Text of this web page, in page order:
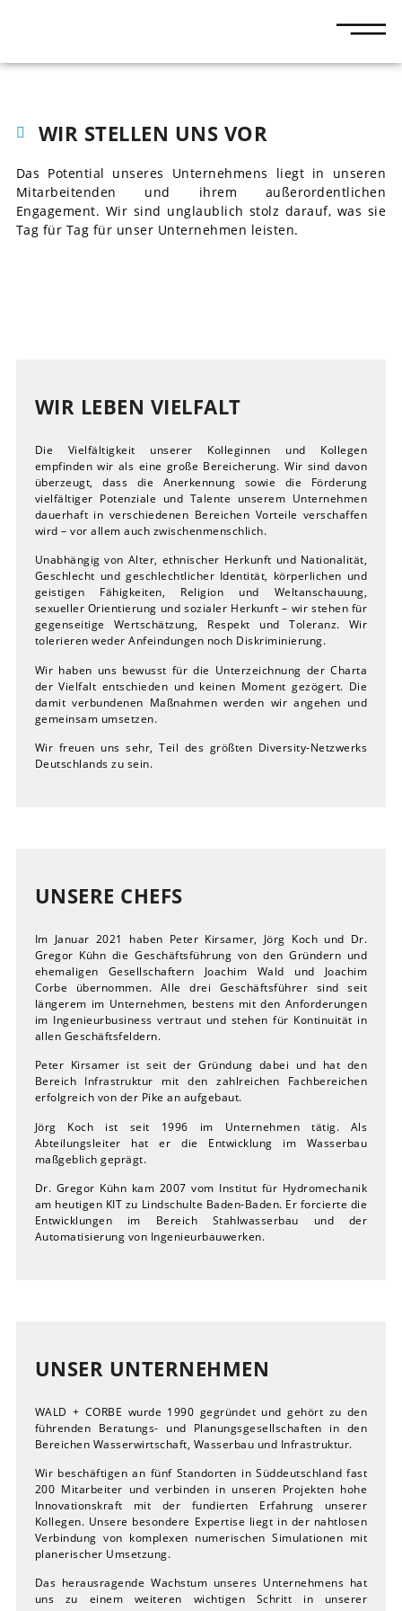
WIR STELLEN UNS VOR
Das Potential unseres Unternehmens liegt in unseren
Mitarbeitenden und ihrem außerordentlichen
Engagement. Wir sind unglaublich stolz darauf, was sie
Tag für Tag für unser Unternehmen leisten.
WIR LEBEN VIELFALT
Die Vielfältigkeit unserer Kolleginnen und Kollegen
empfinden wir als eine große Bereicherung. Wir sind davon
überzeugt, dass die Anerkennung sowie die Förderung
vielfältiger Potenziale und Talente unserem Unternehmen
dauerhaft in verschiedenen Bereichen Vorteile verschaffen
wird – vor allem auch zwischenmenschlich.
Unabhängig von Alter, ethnischer Herkunft und Nationalität,
Geschlecht und geschlechtlicher Identität, körperlichen und
geistigen Fähigkeiten, Religion und Weltanschauung,
sexueller Orientierung und sozialer Herkunft – wir stehen für
gegenseitige Wertschätzung, Respekt und Toleranz. Wir
tolerieren weder Anfeindungen noch Diskriminierung.
Wir haben uns bewusst für die Unterzeichnung der Charta
der Vielfalt entschieden und keinen Moment gezögert. Die
damit verbundenen Maßnahmen werden wir angehen und
gemeinsam umsetzen.
Wir freuen uns sehr, Teil des größten Diversity-Netzwerks
Deutschlands zu sein.
UNSERE CHEFS
Im Januar 2021 haben Peter Kirsamer, Jörg Koch und Dr.
Gregor Kühn die Geschäftsführung von den Gründern und
ehemaligen Gesellschaftern Joachim Wald und Joachim
Corbe übernommen. Alle drei Geschäftsführer sind seit
längerem im Unternehmen, bestens mit den Anforderungen
im Ingenieurbusiness vertraut und stehen für Kontinuität in
allen Geschäftsfeldern.
Peter Kirsamer ist seit der Gründung dabei und hat den
Bereich Infrastruktur mit den zahlreichen Fachbereichen
erfolgreich von der Pike an aufgebaut.
Jörg Koch ist seit 1996 im Unternehmen tätig. Als
Abteilungsleiter hat er die Entwicklung im Wasserbau
maßgeblich geprägt.
Dr. Gregor Kühn kam 2007 vom Institut für Hydromechanik
am heutigen KIT zu Lindschulte Baden-Baden. Er forcierte die
Entwicklungen im Bereich Stahlwasserbau und der
Automatisierung von Ingenieurbauwerken.
UNSER UNTERNEHMEN
WALD + CORBE wurde 1990 gegründet und gehört zu den
führenden Beratungs- und Planungsgesellschaften in den
Bereichen Wasserwirtschaft, Wasserbau und Infrastruktur.
Wir beschäftigen an fünf Standorten in Süddeutschland fast
200 Mitarbeiter und verbinden in unseren Projekten hohe
Innovationskraft mit der fundierten Erfahrung unserer
Kollegen. Unsere besondere Expertise liegt in der nahtlosen
Verbindung von komplexen numerischen Simulationen mit
planerischer Umsetzung.
Das herausragende Wachstum unseres Unternehmens hat
uns zu einem weiteren wichtigen Schritt in unserer